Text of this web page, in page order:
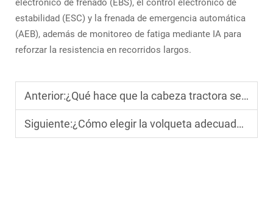
electrónico de frenado (EBS), el control electrónico de
estabilidad (ESC) y la frenada de emergencia automática
(AEB), además de monitoreo de fatiga mediante IA para
reforzar la resistencia en recorridos largos.
Anterior:¿Qué hace que la cabeza tractora sea un componente clave en el transporte pesado?
Siguiente:¿Cómo elegir la volqueta adecuada para el transporte de materiales en una obra?